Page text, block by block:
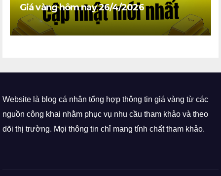
Giá vàng hôm nay 26/4/2026
Website là blog cá nhân tổng hợp thông tin giá vàng từ các
nguồn công khai nhằm phục vụ nhu cầu tham khảo và theo
dõi thị trường. Mọi thông tin chỉ mang tính chất tham khảo.